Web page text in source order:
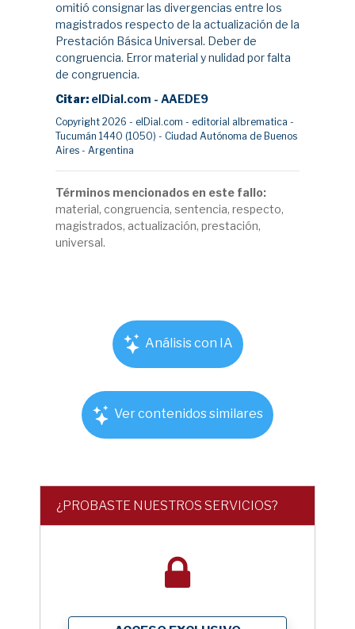
omitió consignar las divergencias entre los
magistrados respecto de la actualización de la
Prestación Básica Universal. Deber de
congruencia. Error material y nulidad por falta
de congruencia.
Citar: elDial.com - AAEDE9
Copyright 2026 - elDial.com - editorial albrematica -
Tucumán 1440 (1050) - Ciudad Autónoma de Buenos
Aires - Argentina
Términos mencionados en este fallo:
material, congruencia, sentencia, respecto,
magistrados, actualización, prestación,
universal.
Análisis con IA
Ver contenidos similares
¿PROBASTE NUESTROS SERVICIOS?